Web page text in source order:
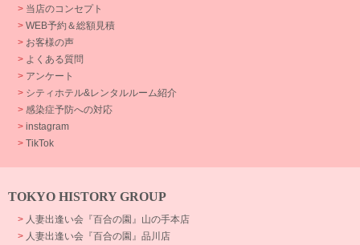
> 当店のコンセプト
> WEB予約＆総額見積
> お客様の声
> よくある質問
> アンケート
> シティホテル&レンタルルーム紹介
> 感染症予防への対応
> instagram
> TikTok
TOKYO HISTORY GROUP
> 人妻出逢い会『百合の園』山の手本店
> 人妻出逢い会『百合の園』品川店